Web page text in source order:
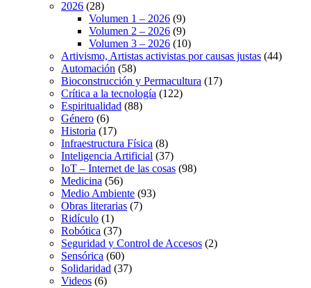
2026 (28)
Volumen 1 – 2026 (9)
Volumen 2 – 2026 (9)
Volumen 3 – 2026 (10)
Artivismo, Artistas activistas por causas justas (44)
Automación (58)
Bioconstrucción y Permacultura (17)
Crítica a la tecnología (122)
Espiritualidad (88)
Género (6)
Historia (17)
Infraestructura Física (8)
Inteligencia Artificial (37)
IoT – Internet de las cosas (98)
Medicina (56)
Medio Ambiente (93)
Obras literarias (7)
Ridículo (1)
Robótica (37)
Seguridad y Control de Accesos (2)
Sensórica (60)
Solidaridad (37)
Videos (6)